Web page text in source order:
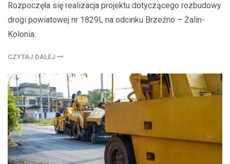
Rozpoczęła się realizacja projektu dotyczącego rozbudowy
drogi powiatowej nr 1829L na odcinku Brzeźno – Żalin-
Kolonia.
CZYTAJ DALEJ